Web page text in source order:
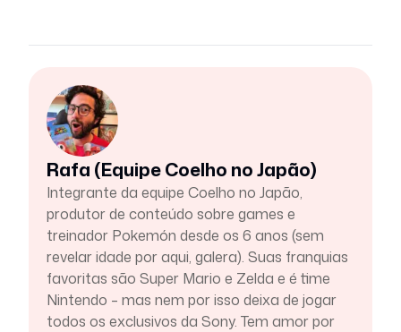
Rafa (Equipe Coelho no Japão)
Integrante da equipe Coelho no Japão,
produtor de conteúdo sobre games e
treinador Pokemón desde os 6 anos (sem
revelar idade por aqui, galera). Suas franquias
favoritas são Super Mario e Zelda e é time
Nintendo – mas nem por isso deixa de jogar
todos os exclusivos da Sony. Tem amor por